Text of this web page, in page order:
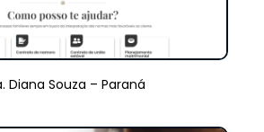
Diana Souza – Paraná